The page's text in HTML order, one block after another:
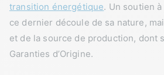
transition énergétique. Un soutien
ce dernier découle de sa nature,
et de la source de production, dont
Garanties d’Origine.